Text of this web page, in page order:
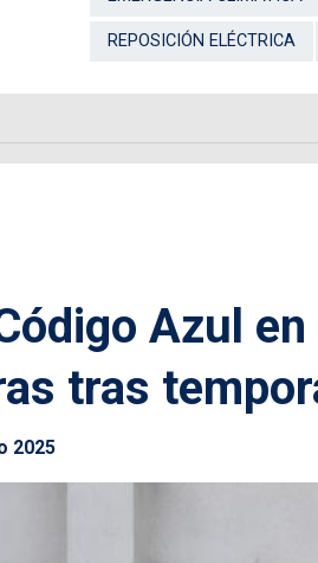
REPOSICIÓN ELÉCTRICA
Azul
tras
2025